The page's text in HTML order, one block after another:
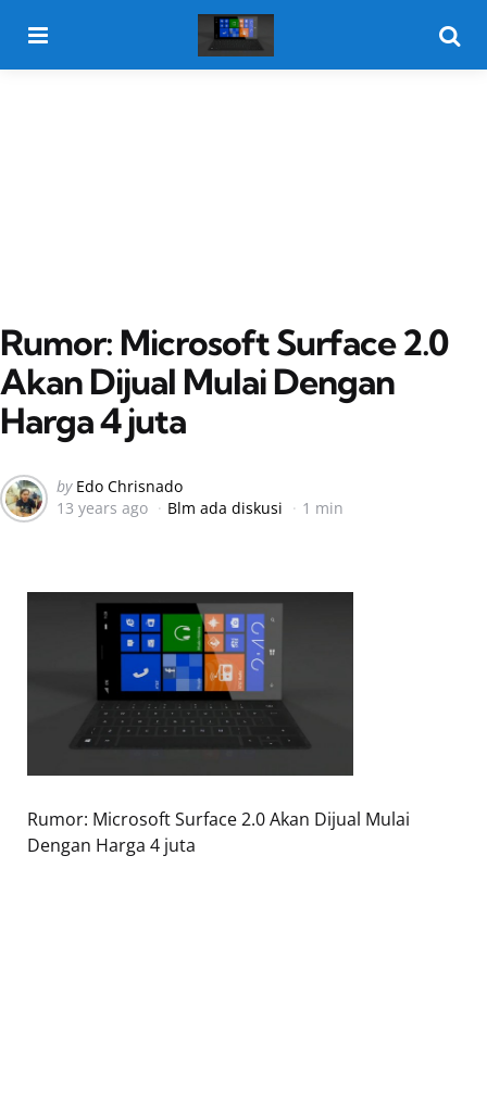
Rumor: Microsoft Surface 2.0
Akan Dijual Mulai Dengan
Harga 4 juta
Posted
by
by Edo Chrisnado
13 years ago
Blm ada diskusi 1 min
Rumor: Microsoft Surface 2.0 Akan Dijual Mulai
Dengan Harga 4 juta